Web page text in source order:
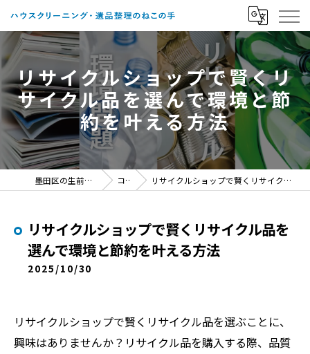
リサイクルショップで賢くリ
サイクル品を選んで環境と節
約を叶える方法
墨田区の生前整理ならねこの手 コラム リサイクルショップで賢くリサイクル品を選んで環境と節約を叶える方法
リサイクルショップで賢くリサイクル品を
選んで環境と節約を叶える方法
2025/10/30
リサイクルショップで賢くリサイクル品を選ぶことに、
興味はありませんか？リサイクル品を購入する際、品質